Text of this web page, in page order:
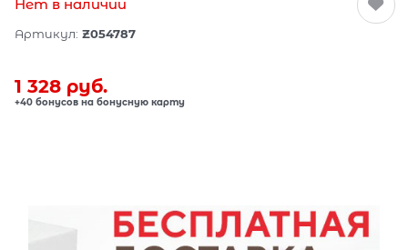
Нет в наличии
Артикул: Z054787
1 328 руб.
+40 бонусов на бонусную карту